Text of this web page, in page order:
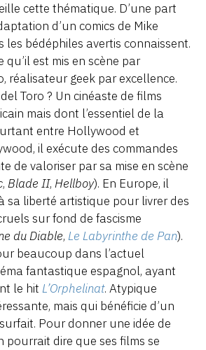
cette thématique. D’une part
d’un comics de Mike
les bédéphiles avertis connaissent.
qu’il est mis en scène par
réalisateur geek par excellence.
Toro ? Un cinéaste de films
mais dont l’essentiel de la
entre Hollywood et
il exécute des commandes
de valoriser par sa mise en scène
, Blade II, Hellboy). En Europe, il
sa liberté artistique pour livrer des
sur fond de fascisme
du Diable, Le Labyrinthe de Pan).
beaucoup dans l’actuel
fantastique espagnol, ayant
le hit L’Orphelinat. Atypique
mais qui bénéficie d’un
Pour donner une idée de
pourrait dire que ses films se